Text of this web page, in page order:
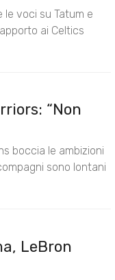
le voci su Tatum e
ai Celtics
“Non
boccia le ambizioni
sono lontani
LeBron